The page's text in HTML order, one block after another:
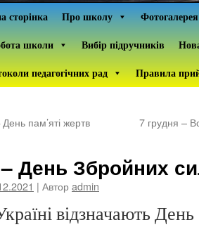
сторінка Про школу
Фотогалерея
школи
Вибір підручників
педагогічних рад
Правила
пам’яті жертв
7 грудня –
День Збройних
| Авторadmin
відзначають